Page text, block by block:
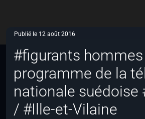
Publié le 12 août 2016
#figurants
programme de la
nationale suédoise
/ #Ille-et-Vilaine